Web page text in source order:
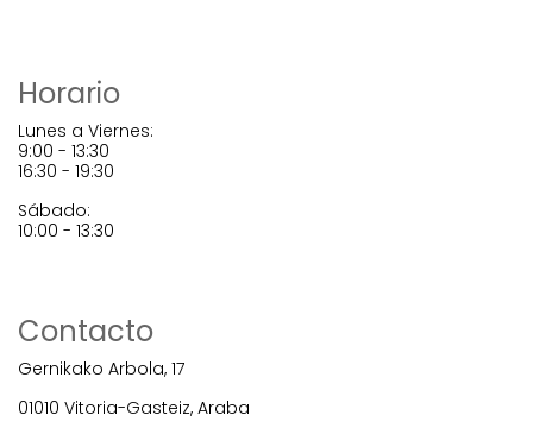
Horario
Lunes a Viernes:
9:00 - 13:30
16:30 - 19:30
Sábado:
10:00 - 13:30
Contacto
Gernikako Arbola, 17
01010 Vitoria-Gasteiz, Araba